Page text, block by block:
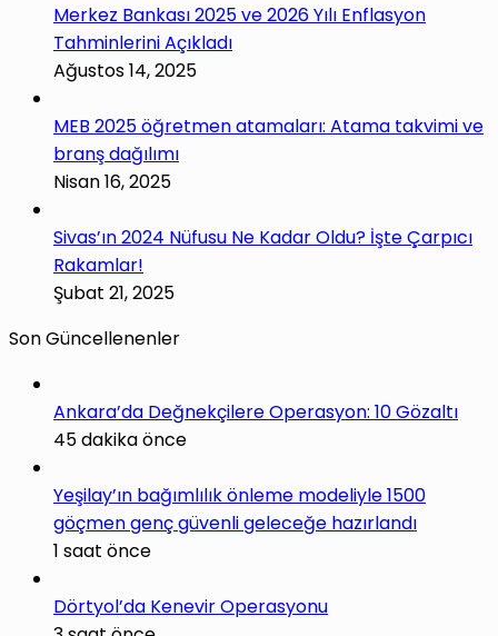
Merkez Bankası 2025 ve 2026 Yılı Enflasyon
Tahminlerini Açıkladı
Ağustos 14, 2025
MEB 2025 öğretmen atamaları: Atama takvimi ve
branş dağılımı
Nisan 16, 2025
Sivas’ın 2024 Nüfusu Ne Kadar Oldu? İşte Çarpıcı
Rakamlar!
Şubat 21, 2025
Son Güncellenenler
Ankara’da Değnekçilere Operasyon: 10 Gözaltı
45 dakika önce
Yeşilay’ın bağımlılık önleme modeliyle 1500
göçmen genç güvenli geleceğe hazırlandı
1 saat önce
Dörtyol’da Kenevir Operasyonu